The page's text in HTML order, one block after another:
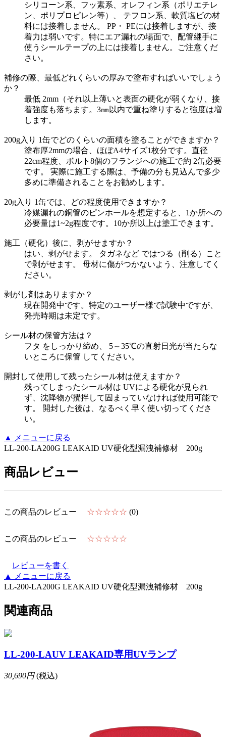
シリコーン系、フッ素系、オレフィン系（ポリエチレ
ン、ポリプロピレン等）、 テフロン系、軟質塩ビの材
料には接着しません。 PP・ PEには接着しますが、接
着力は弱いです。特にエア漏れの場面で、配管継手に
使うシールテープの上には接着しません。ご注意くだ
さい。
補修の際、最低どれくらいの厚みで塗布すればいいでしょう
か？
最低 2mm（それ以上薄いと表面の硬化が弱くなり、接
着強度も落ちます。3㎜以内で重ね塗りすると強度は増
します。
200g入り 1缶でどのくらいの面積を塗ることができますか？
塗布厚2mmの場合、ほぼA4サイズ1枚分です。直径
22cm程度、ボルト8個のフランジへの施工で約 2缶必要
です。 実際に施工する際は、予備の分も見込んで多少
多めに準備されることをお勧めします。
20g入り 1缶では、どの程度使用できますか？
冷媒漏れの銅管のピンホールを想定すると、1か所への
必要量は1~2g程度です。10か所以上は塗工できます。
施工（硬化）後に、剥がせますか？
はい、剥がせます。 タガネなど ではつる（削る）こと
で剥がせます。 母材に傷がつかないよう、注意してく
ださい。
剥がし剤はありますか？
現在開発中です。特定のユーザー様で試験中ですが、
発売時期は未定です。
シール材の保管方法は？
フタ をしっかり締め、 5～35℃の直射日光が当たらな
いところに保管 してください。
開封して使用して残ったシール材は使えますか？
残ってしまったシール材は UVによる硬化が見られ
ず、沈降物が攪拌して固まっていなければ使用可能で
す。 開封した後は、なるべく早く使い切ってくださ
い。
▲
メニューに戻る
LL-200-LA200G LEAKAID UV硬化型漏洩補修材 200g
商品レビュー
この商品のレビュー ☆☆☆☆☆ (0)
この商品のレビュー ☆☆☆☆☆
レビューを書く
▲
メニューに戻る
LL-200-LA200G LEAKAID UV硬化型漏洩補修材 200g
関連商品
LL-200-LAUV LEAKAID専用UVランプ
30,690円(税込)